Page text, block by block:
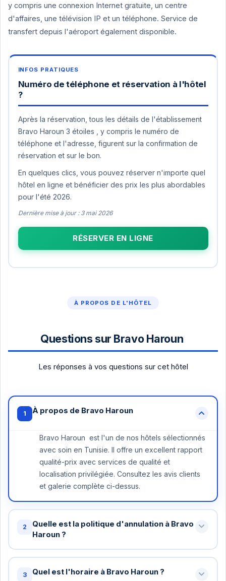
y compris une connexion Internet gratuite, un centre
d'affaires, une télévision IP et un téléphone. Service de
transfert depuis l'aéroport également disponible.
Numéro de téléphone et réservation à l'hôtel
?
Après la réservation, tous les détails de l'établissement
Bravo Haroun 3 étoiles , y compris le numéro de
téléphone et l'adresse, figurent sur la confirmation de
réservation et sur le bon.
En quelques clics, vous pouvez réserver n'importe quel
hôtel en ligne et bénéficier des prix les plus abordables
pour l'été 2026.
Dernière mise à jour : 3 mai 2026
RÉSERVER EN LIGNE
À PROPOS DE L'HÔTEL
Questions sur Bravo Haroun
Les réponses à vos questions sur cet hôtel
1 À propos de Bravo Haroun
Bravo Haroun est l'un de nos hôtels sélectionnés
avec soin en Tunisie. Il offre un excellent rapport
qualité-prix avec services de qualité et
localisation privilégiée. Consultez les avis clients
et galerie complète ci-dessus.
2
Quelle est la politique d'annulation à Bravo
Haroun ?
Annulation gratuite jusqu'à 48 heures avant votre
arrivée à Bravo Haroun . Au-delà, une nuit peut
3 Quel est l'horaire à Bravo Haroun ?